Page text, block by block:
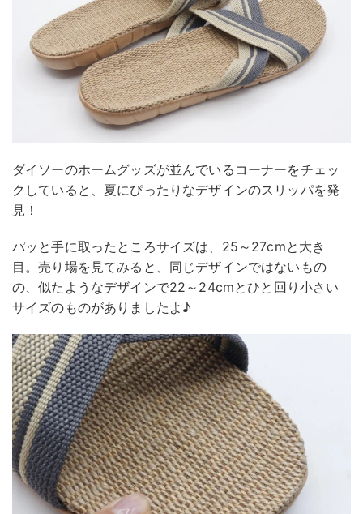
ダイソーのホームグッズが並んでいるコーナーをチェッ
クしていると、夏にぴったりなデザインのスリッパを発
見！
パッと手に取ったところサイズは、25～27cmと大き
目。売り場を見てみると、同じデザインではないもの
の、似たようなデザインで22～24cmとひと回り小さい
サイズのものがありましたよ♪